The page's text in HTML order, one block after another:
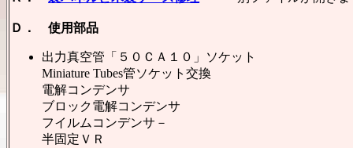
Ｄ． 使用部品
出力真空管「５０ＣＡ１０」ソケ
Miniature Tubes管ソケット交換
電解コンデンサ
ブロック電解コンデンサ
フイルムコンデンサ
半固定ＶＲ ６